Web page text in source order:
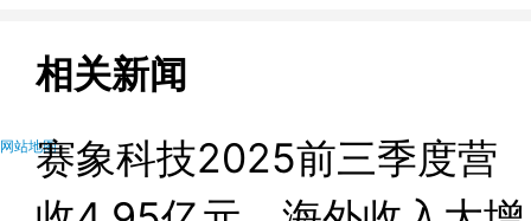
相关新闻
赛象科技2025前三季度营
网站地图